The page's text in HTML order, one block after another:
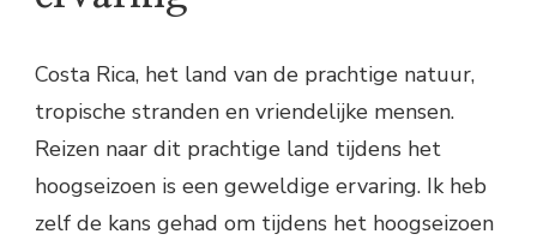
Costa Rica, het land van de prachtige natuur,
tropische stranden en vriendelijke mensen.
Reizen naar dit prachtige land tijdens het
hoogseizoen is een geweldige ervaring. Ik heb
zelf de kans gehad om tijdens het hoogseizoen